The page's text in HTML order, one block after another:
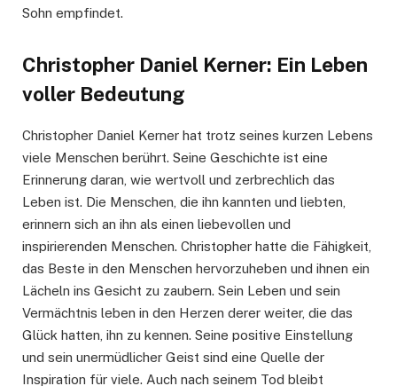
Sohn empfindet.
Christopher Daniel Kerner: Ein Leben
voller Bedeutung
Christopher Daniel Kerner hat trotz seines kurzen Lebens
viele Menschen berührt. Seine Geschichte ist eine
Erinnerung daran, wie wertvoll und zerbrechlich das
Leben ist. Die Menschen, die ihn kannten und liebten,
erinnern sich an ihn als einen liebevollen und
inspirierenden Menschen. Christopher hatte die Fähigkeit,
das Beste in den Menschen hervorzuheben und ihnen ein
Lächeln ins Gesicht zu zaubern. Sein Leben und sein
Vermächtnis leben in den Herzen derer weiter, die das
Glück hatten, ihn zu kennen. Seine positive Einstellung
und sein unermüdlicher Geist sind eine Quelle der
Inspiration für viele. Auch nach seinem Tod bleibt